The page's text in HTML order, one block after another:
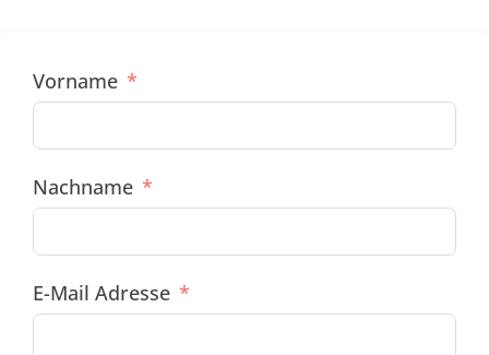
Vorname
Nachname
E-Mail Adresse